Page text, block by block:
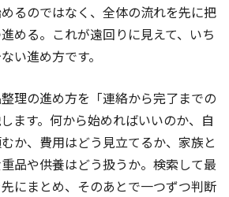
るのではなく、全体の流れを先に把
める。これが遠回りに見えて、いち
い進め方です。
理の進め方を「連絡から完了までの
ます。何から始めればいいのか、自
か、費用はどう見立てるか、家族と
品や供養はどう扱うか。検索して最
にまとめ、そのあとで一つずつ判断